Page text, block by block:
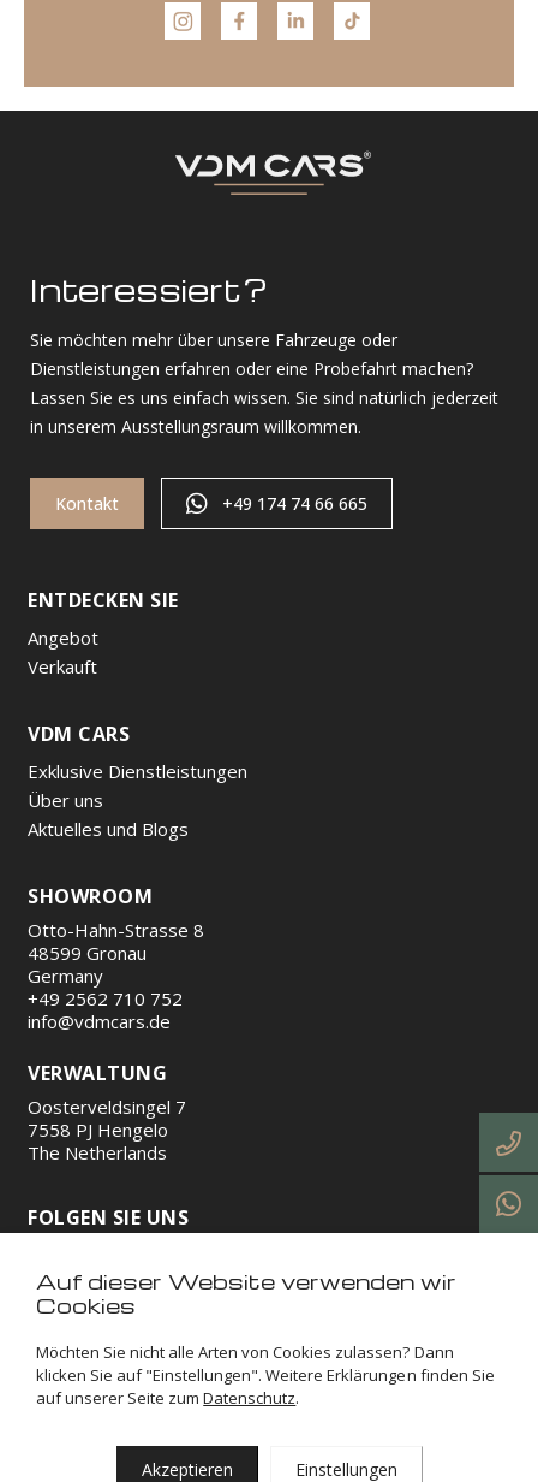
Interessiert?
Sie möchten mehr über unsere Fahrzeuge oder
Dienstleistungen erfahren oder eine Probefahrt machen?
Lassen Sie es uns einfach wissen. Sie sind natürlich jederzeit
in unserem Ausstellungsraum willkommen.
Kontakt +49 174 74 66 665
ENTDECKEN SIE
Angebot
Verkauft
VDM CARS
Exklusive Dienstleistungen
Über uns
Aktuelles und Blogs
SHOWROOM
Otto-Hahn-Strasse 8
48599 Gronau
Germany
+49 2562 710 752
info@vdmcars.de
VERWALTUNG
Oosterveldsingel 7
7558 PJ Hengelo
The Netherlands
FOLGEN SIE UNS
https://www.instagram.com/vdmcars/
http://facebook.com/vdmcars/
https://www.linkedin.com/company/vdm-cars-
https://www.tiktok.com/@vdmcars
VDM Cars © 2026 Impressum
Allgemeine
geschäftsbedingungen
Datenschutzerklärung
Auf dieser Website verwenden wir
Cookies
Möchten Sie nicht alle Arten von Cookies zulassen? Dann
klicken Sie auf "Einstellungen". Weitere Erklärungen finden Sie
auf unserer Seite zumDatenschutz.
Akzeptieren Einstellungen